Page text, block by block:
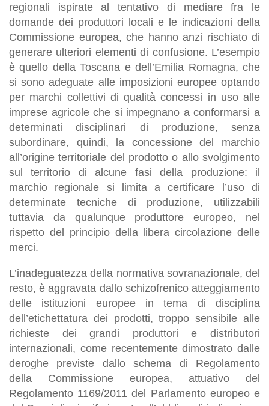
regionali ispirate al tentativo di mediare fra le
domande dei produttori locali e le indicazioni della
Commissione europea, che hanno anzi rischiato di
generare ulteriori elementi di confusione. L’esempio
è quello della Toscana e dell’Emilia Romagna, che
si sono adeguate alle imposizioni europee optando
per marchi collettivi di qualità concessi in uso alle
imprese agricole che si impegnano a conformarsi a
determinati disciplinari di produzione, senza
subordinare, quindi, la concessione del marchio
all’origine territoriale del prodotto o allo svolgimento
sul territorio di alcune fasi della produzione: il
marchio regionale si limita a certificare l’uso di
determinate tecniche di produzione, utilizzabili
tuttavia da qualunque produttore europeo, nel
rispetto del principio della libera circolazione delle
merci.
L’inadeguatezza della normativa sovranazionale, del
resto, è aggravata dallo schizofrenico atteggiamento
delle istituzioni europee in tema di disciplina
dell’etichettatura dei prodotti, troppo sensibile alle
richieste dei grandi produttori e distributori
internazionali, come recentemente dimostrato dalle
deroghe previste dallo schema di Regolamento
della Commissione europea, attuativo del
Regolamento 1169/2011 del Parlamento europeo e